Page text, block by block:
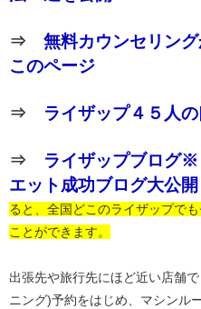
⇒ 無料カウンセリン
このページ
⇒ ライザップ４５人
⇒ ライザップブログ※
エット成功ブログ大公開
ると、全国どこのライザップで
ことができます。
出張先や旅行先にほど近い店舗
ニング)予約をはじめ、マシンル